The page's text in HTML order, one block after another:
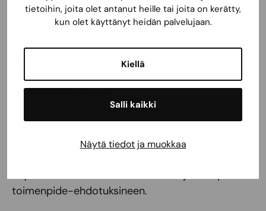
tietoihin, joita olet antanut heille tai joita on kerätty,
kun olet käyttänyt heidän palvelujaan.
Kiellä
Salli kaikki
Näytä tiedot ja muokkaa
tarpeen mukaan tehdä 1–3 rakenneavausta,
joiden avulla selvitetään jonkin riskialttiin
Yksi rakenneavaus kuuluu tarkastuksen hintaan.
Selkeä raportti
Laaja ja selkeä kuvallinen raportti toimitetaan 48
sisältää perusteelliset tiedot kohteen
toimenpide-ehdotuksineen.